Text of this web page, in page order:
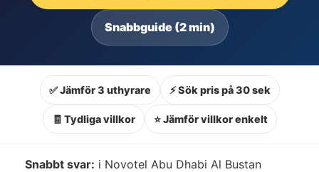
Snabbguide (2 min)
✅ Jämför 3 uthyrare ⚡ Sök pris på 30 sek
🧾 Tydliga villkor ⭐ Jämför villkor enkelt
Snabbt svar: i Novotel Abu Dhabi Al Bustan